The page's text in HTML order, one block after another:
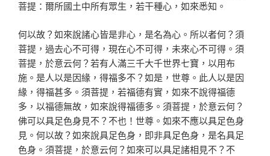
菩提：爾所國土中所有眾生，若干種心，如來悉知。
何以故？如來說諸心皆是非心，是名為心。所以者何？須
菩提，過去心不可得，現在心不可得，未來心不可得。須
菩提，於意云何？若有人滿三千大千世界七寶，以用布
施。是人以是因緣，得福多不？如是，世尊。此人以是因
緣，得福甚多。須菩提，若福德有實，如來不說得福德
多，以福德無故，如來說得福德多。須菩提，於意云何？
佛可以具足色身見不？不也！世尊。如來不應以具足色身
見。何以故？如來說具足色身，即非具足色身，是名具足
色身。須菩提，於意云何？如來可以具足諸相見不？不